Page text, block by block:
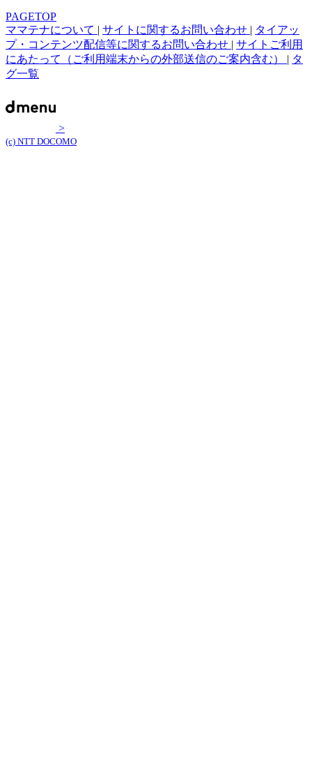
PAGETOP
ママテナについて | サイトに関するお問い合わせ | タイアッ
プ・コンテンツ配信等に関するお問い合わせ | サイトご利用
にあたって（ご利用端末からの外部送信のご案内含む） | タ
グ一覧
>
(c) NTT DOCOMO